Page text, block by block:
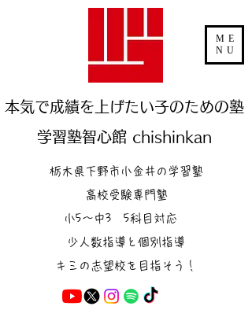
本気で成績を上げたい子のための塾
学習塾智心館 chishinkan
ME
NU
栃木県下野市小金井の学習塾
高校受験専門塾
小5～中3 5科目対応
少人数指導と個別指導
キミの志望校を目指そう！